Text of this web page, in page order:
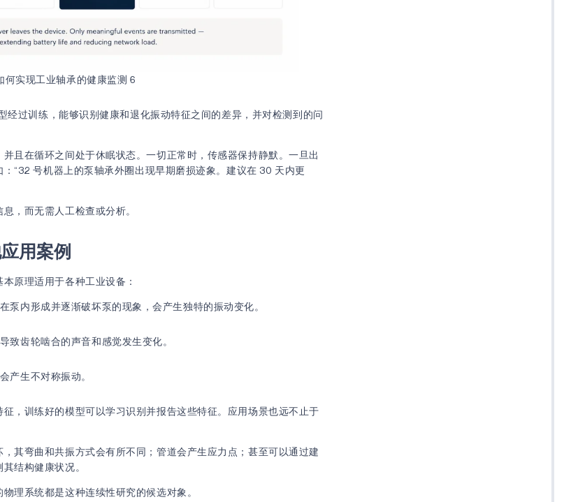
何实现工业轴承的健康监测 6
经过训练，能够识别健康和退化振动特征之间的差异，并对检测到的问
且在循环之间处于休眠状态。一切正常时，传感器保持静默。一旦出
“32 号机器上的泵轴承外圈出现早期磨损迹象。建议在 30 天内更
，而无需人工检查或分析。
用案例
原理适用于各种工业设备：
内形成并逐渐破坏泵的现象，会产生独特的振动变化。
齿轮啮合的声音和感觉发生变化。
产生不对称振动。
，训练好的模型可以学习识别并报告这些特征。应用场景也远不止于
其弯曲和共振方式会有所不同；管道会产生应力点；甚至可以通过建
结构健康状况。
理系统都是这种连续性研究的候选对象。